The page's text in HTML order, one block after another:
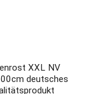
XXL NV
deutsches